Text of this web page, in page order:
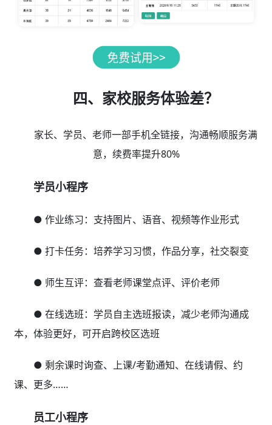
四、家校服务体验差？
家长、学员、老师一部手机全链接，沟通畅顺服务满
意，续费率提升80%
学员小程序
● 作业练习：支持图片、语音、视频等作业形式
● 打卡任务：培养学习习惯，作品分享，社交裂变
● 师生互评：查看老师课堂点评、评价老师
● 在线选班：学员自主选班报读，减少老师沟通成
本，体验更好，可开启跨校区选班
● 剩余课时询查、上课/考勤通知、在线请假、约
课、更多……
员工小程序